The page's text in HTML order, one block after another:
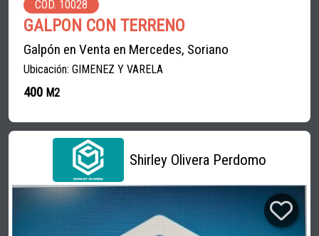
COD. 10028
GALPON CON TERRENO
Galpón en Venta en Mercedes, Soriano
Ubicación: GIMENEZ Y VARELA
400 M2
Shirley Olivera Perdomo